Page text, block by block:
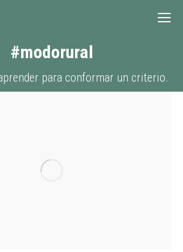
#modorural
para conformar un criterio.